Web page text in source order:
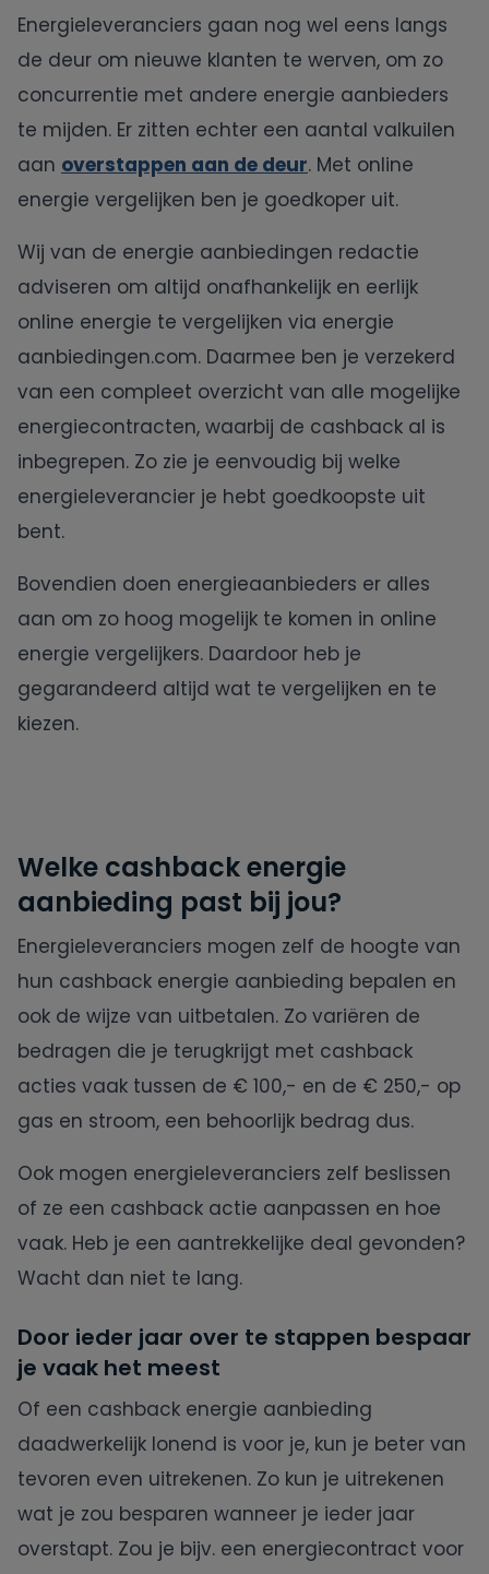
Energieleveranciers gaan nog wel eens langs
de deur om nieuwe klanten te werven, om zo
concurrentie met andere energie aanbieders
te mijden. Er zitten echter een aantal valkuilen
aan overstappen aan de deur. Met online
energie vergelijken ben je goedkoper uit.
Wij van de energie aanbiedingen redactie
adviseren om altijd onafhankelijk en eerlijk
online energie te vergelijken via energie
aanbiedingen.com. Daarmee ben je verzekerd
van een compleet overzicht van alle mogelijke
energiecontracten, waarbij de cashback al is
inbegrepen. Zo zie je eenvoudig bij welke
energieleverancier je hebt goedkoopste uit
bent.
Bovendien doen energieaanbieders er alles
aan om zo hoog mogelijk te komen in online
energie vergelijkers. Daardoor heb je
gegarandeerd altijd wat te vergelijken en te
kiezen.
Welke cashback energie
aanbieding past bij jou?
Energieleveranciers mogen zelf de hoogte van
hun cashback energie aanbieding bepalen en
ook de wijze van uitbetalen. Zo variëren de
bedragen die je terugkrijgt met cashback
acties vaak tussen de € 100,- en de € 250,- op
gas en stroom, een behoorlijk bedrag dus.
Ook mogen energieleveranciers zelf beslissen
of ze een cashback actie aanpassen en hoe
vaak. Heb je een aantrekkelijke deal gevonden?
Wacht dan niet te lang.
Door ieder jaar over te stappen bespaar
je vaak het meest
Of een cashback energie aanbieding
daadwerkelijk lonend is voor je, kun je beter van
tevoren even uitrekenen. Zo kun je uitrekenen
wat je zou besparen wanneer je ieder jaar
overstapt. Zou je bijv. een energiecontract voor